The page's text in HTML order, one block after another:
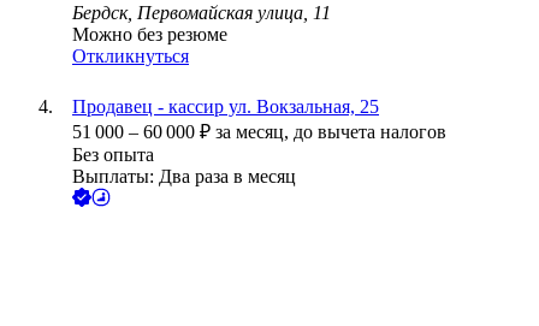
Бердск, Первомайская улица, 11
Можно без резюме
Откликнуться
Продавец - кассир ул. Вокзальная, 25
51 000 – 60 000 ₽ за месяц, до вычета налогов
Без опыта
Выплаты: Два раза в месяц